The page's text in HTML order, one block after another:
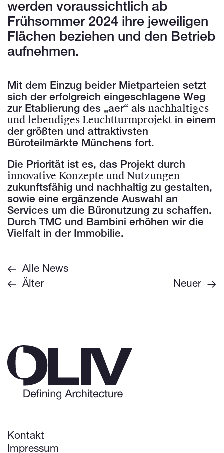
werden voraussichtlich ab
Frühsommer 2024 ihre jeweiligen
Flächen beziehen und den Betrieb
aufnehmen.
Mit dem Einzug beider Mietparteien setzt
sich der erfolgreich eingeschlagene Weg
zur Etablierung des „aer“ als nachhaltiges
und lebendiges Leuchtturmprojekt in einem
der größten und attraktivsten
Büroteilmärkte Münchens fort.
Die Priorität ist es, das Projekt durch
innovative Konzepte und Nutzungen
zukunftsfähig und nachhaltig zu gestalten,
sowie eine ergänzende Auswahl an
Services um die Büronutzung zu schaffen.
Durch TMC und Bambini erhöhen wir die
Vielfalt in der Immobilie.
Alle News
Älter
Neuer
Kontakt
Impressum